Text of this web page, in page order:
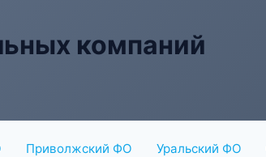
компаний
Приволжский ФО Уральский ФО